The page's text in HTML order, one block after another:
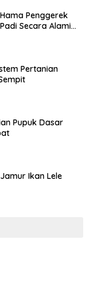
Penggerek
Secara Alami
Pertanian
Pupuk Dasar
Ikan Lele